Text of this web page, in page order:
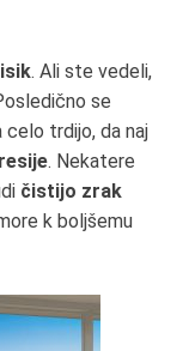
. Ali ste vedeli,
se
celo trdijo, da naj
. Nekatere
čistijo zrak
k boljšemu